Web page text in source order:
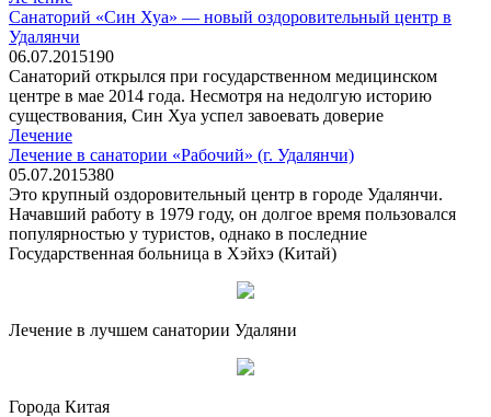
Санаторий «Син Хуа» — новый оздоровительный центр в
Удалянчи
06.07.2015190
Санаторий открылся при государственном медицинском
центре в мае 2014 года. Несмотря на недолгую историю
существования, Син Хуа успел завоевать доверие
Лечение
Лечение в санатории «Рабочий» (г. Удалянчи)
05.07.2015380
Это крупный оздоровительный центр в городе Удалянчи.
Начавший работу в 1979 году, он долгое время пользовался
популярностью у туристов, однако в последние
Государственная больница в Хэйхэ (Китай)
Лечение в лучшем санатории Удаляни
Города Китая